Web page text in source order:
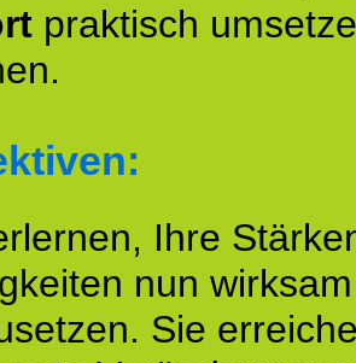
praktisch
Ihre
nun wirksam
Sie